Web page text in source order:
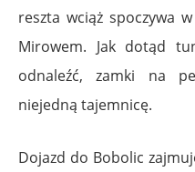
reszta wciąż spoczywa
Mirowem. Jak dotąd
odnaleźć, zamki na
niejedną tajemnicę.
Dojazd do Bobolic